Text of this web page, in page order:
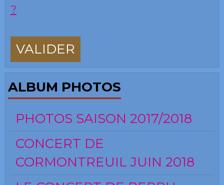
?
VALIDER
ALBUM PHOTOS
PHOTOS SAISON 2017/2018
CONCERT DE
CORMONTREUIL JUIN 2018